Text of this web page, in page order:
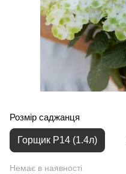
Розмір саджанця
Горщик P14 (1.4л)
Немає в наявності